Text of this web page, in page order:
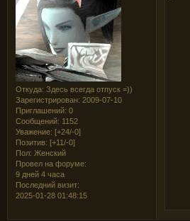
Откуда: Здесь всегда отпуск =))
Зарегистрирован: 2009-07-10
Приглашений: 0
Сообщений: 1152
Уважение: [+24/-0]
Позитив: [+11/-0]
Пол: Женский
Провел на форуме:
9 дней 4 часа
Последний визит:
2025-01-28 01:48:15